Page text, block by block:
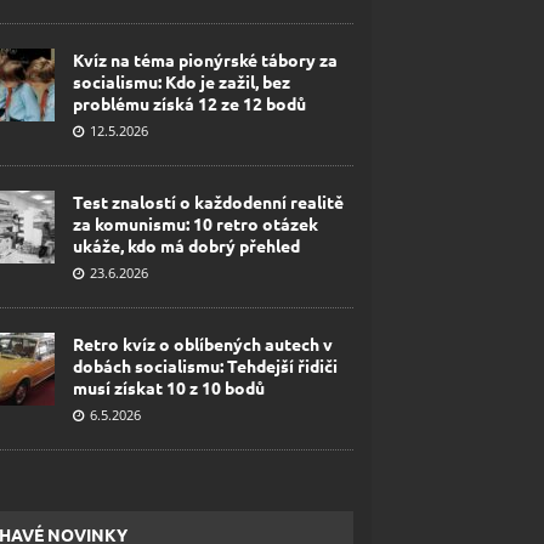
Kvíz na téma pionýrské tábory za
socialismu: Kdo je zažil, bez
problému získá 12 ze 12 bodů
12.5.2026
Test znalostí o každodenní realitě
za komunismu: 10 retro otázek
ukáže, kdo má dobrý přehled
23.6.2026
Retro kvíz o oblíbených autech v
dobách socialismu: Tehdejší řidiči
musí získat 10 z 10 bodů
6.5.2026
NOVINKY